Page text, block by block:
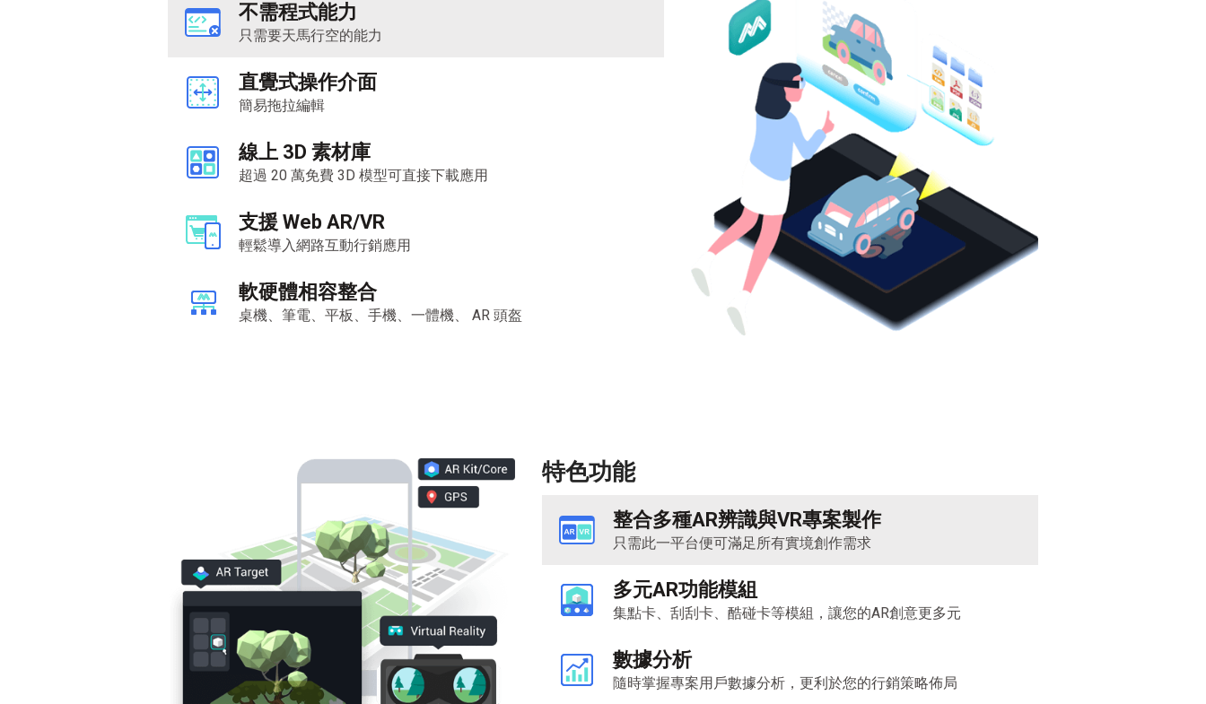
不需程式能力
只需要天馬行空的能力
直覺式操作介面
簡易拖拉編輯
線上 3D 素材庫
超過 20 萬免費 3D 模型可直接下載應用
支援 Web AR/VR
輕鬆導入網路互動行銷應用
軟硬體相容整合
桌機、筆電、平板、手機、一體機、 AR 頭盔
特色功能
整合多種AR辨識與VR專案製作
只需此一平台便可滿足所有實境創作需求
多元AR功能模組
集點卡、刮刮卡、酷碰卡等模組，讓您的AR創意更多元
數據分析
隨時掌握專案用戶數據分析，更利於您的行銷策略佈局